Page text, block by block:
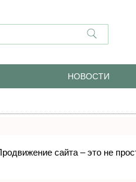
НОВОСТИ
сайта – это не